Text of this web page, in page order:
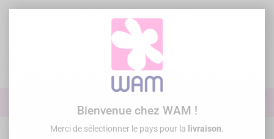
Inserts à ultrasons
Bienvenue chez WAM !
Merci de sélectionner le pays pour la livraison.